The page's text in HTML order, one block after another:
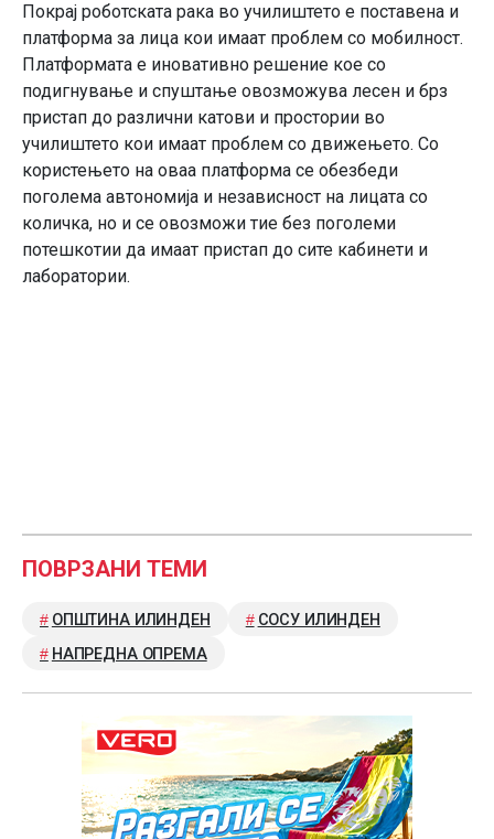
Покрај роботската рака во училиштето е поставена и
платформа за лица кои имаат проблем со мобилност.
Платформата е иновативно решение кое со
подигнување и спуштање овозможува лесен и брз
пристап до различни катови и простории во
училиштето кои имаат проблем со движењето. Со
користењето на оваа платформа се обезбеди
поголема автономија и независност на лицата со
количка, но и се овозможи тие без поголеми
потешкотии да имаат пристап до сите кабинети и
лаборатории.
ПОВРЗАНИ ТЕМИ
ОПШТИНА ИЛИНДЕН
СОСУ ИЛИНДЕН
НАПРЕДНА ОПРЕМА